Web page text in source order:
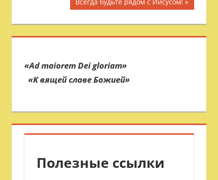
записямзапись:
«Ad maioremDei gloriam»
«К вящейславе Божией»
Полезные ссылки